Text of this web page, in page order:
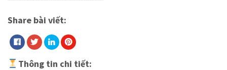
Share bài viết:
Thông tin chi tiết: